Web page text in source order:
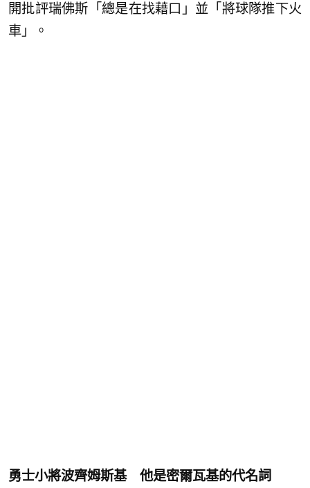
開批評瑞佛斯「總是在找藉口」並「將球隊推下火
車」。
勇士小將波齊姆斯基 他是密爾瓦基的代名詞